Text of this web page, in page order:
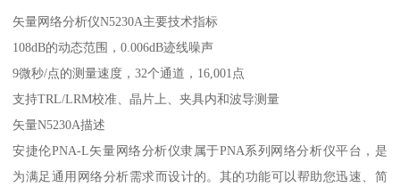
矢量网络分析仪N5230A主要技术指标
108dB的动态范围，0.006dB迹线噪声
9微秒/点的测量速度，32个通道，16,001点
支持TRL/LRM校准、晶片上、夹具内和波导测量
矢量N5230A描述
安捷伦PNA-L矢量网络分析仪隶属于PNA系列网络分析仪平台，是
为满足通用网络分析需求而设计的。其的功能可以帮助您迅速、简